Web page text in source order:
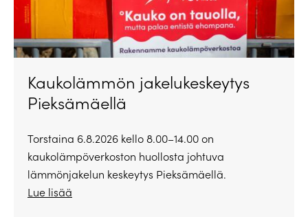
Kaukolämmön jakelukeskeytys
Pieksämäellä
Torstaina 6.8.2026 kello 8.00–14.00 on
kaukolämpöverkoston huollosta johtuva
lämmönjakelun keskeytys Pieksämäellä.
Lue lisää